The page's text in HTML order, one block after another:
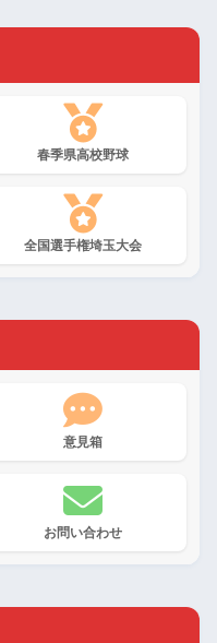
春季県高校野球
全国選手権埼玉大会
意見箱
お問い合わせ